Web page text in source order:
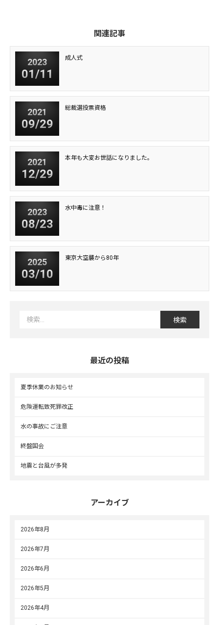
関連記事
2023
01/11
成人式
2021
09/29
総裁選投票資格
2021
12/29
本年も大変お世話になりました。
2023
08/23
水中毒に注意！
2025
03/10
東京大空襲から80年
最近の投稿
夏季休業のお知らせ
危険運転致死罪改正
水の事故にご注意
終盤国会
地震と台風が多発
アーカイブ
2026年8月
2026年7月
2026年6月
2026年5月
2026年4月